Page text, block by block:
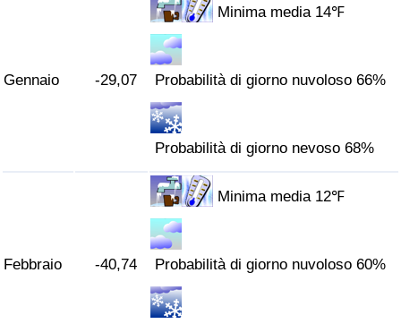
Gennaio -29,07
Minima media 14℉
Probabilità di giorno nuvoloso 66%
Probabilità di giorno nevoso 68%
Febbraio -40,74
Minima media 12℉
Probabilità di giorno nuvoloso 60%
Indice dell’Inquinamento (Corrente)
Indice di inquinamento
Indice dell’Inquinamento per Nazione